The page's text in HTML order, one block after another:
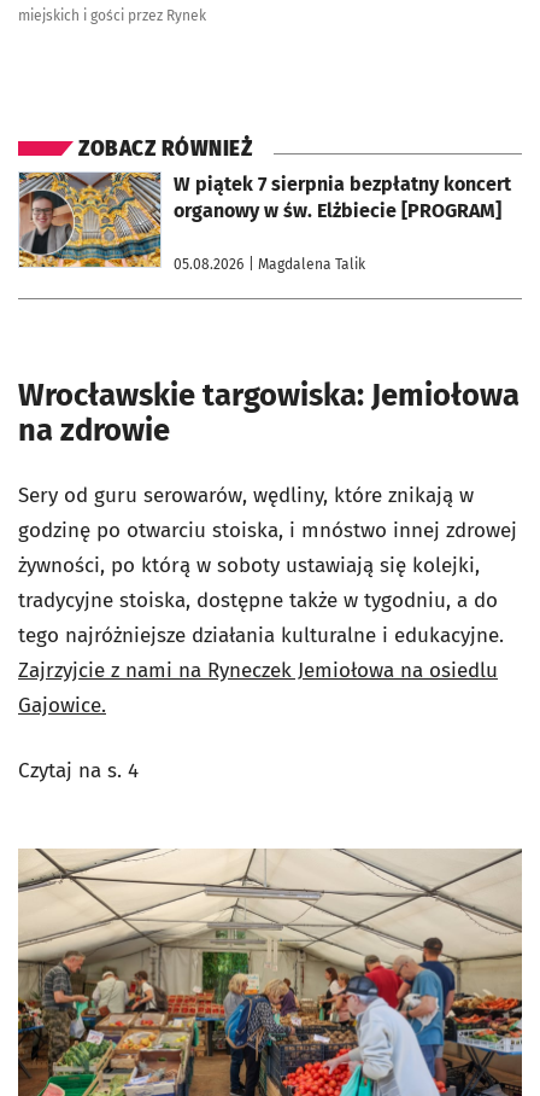
miejskich i gości przez Rynek
ZOBACZ RÓWNIEŻ
W piątek 7 sierpnia bezpłatny koncert
organowy w św. Elżbiecie [PROGRAM]
05.08.2026 | Magdalena Talik
otworzy się w nowej karcie
Wrocławskie targowiska: Jemiołowa
na zdrowie
Sery od guru serowarów, wędliny, które znikają w
godzinę po otwarciu stoiska, i mnóstwo innej zdrowej
żywności, po którą w soboty ustawiają się kolejki,
tradycyjne stoiska, dostępne także w tygodniu, a do
tego najróżniejsze działania kulturalne i edukacyjne.
Zajrzyjcie z nami na Ryneczek Jemiołowa na osiedlu
Gajowice.
Czytaj na s. 4